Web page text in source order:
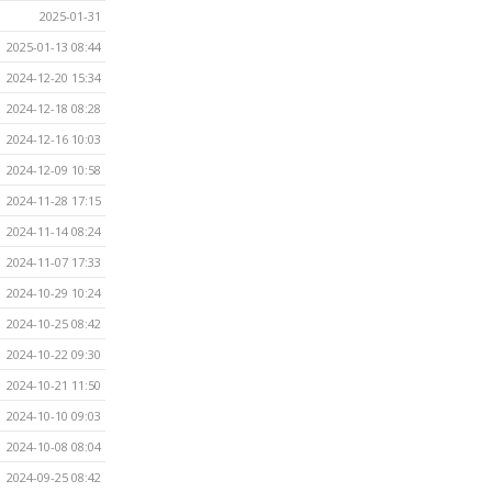
2025-01-31
2025-01-13 08:44
2024-12-20 15:34
2024-12-18 08:28
2024-12-16 10:03
2024-12-09 10:58
2024-11-28 17:15
2024-11-14 08:24
2024-11-07 17:33
2024-10-29 10:24
2024-10-25 08:42
2024-10-22 09:30
2024-10-21 11:50
2024-10-10 09:03
2024-10-08 08:04
2024-09-25 08:42